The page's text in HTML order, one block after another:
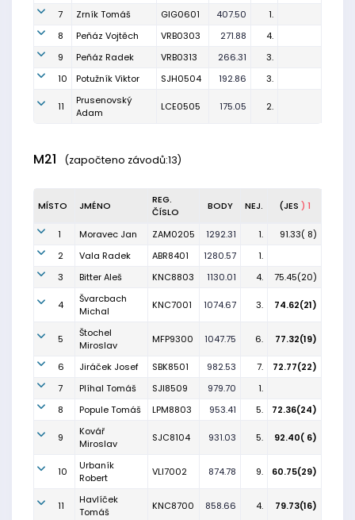
7
Zrník Tomáš GIG0601 407.50
1.
8
Peňáz Vojtěch VRB0303 271.88
4.
9
Peňáz Radek VRB0313 266.31
3.
10
Potužník Viktor SJH0504 192.86 3.
11
Prusenovský
Adam
LCE0505 175.05 2.
M21 (započteno závodů:13)
MÍSTO JMÉNO
REG.
ČÍSLO
BODY NEJ. (JES ) 1
1 Moravec Jan ZAM0205 1292.31 1.
91.33( 8)
2
Vala Radek ABR8401 1280.57
1.
3
Bitter Aleš KNC8803 1130.01 4. 75.45(20)
4
Švarcbach
Michal
KNC7001 1074.67 3. 74.62(21)
5
Štochel
Miroslav
MFP9300 1047.75 6. 77.32(19)
6 Jiráček Josef SBK8501 982.53 7.
72.77(22)
7
Plíhal Tomáš SJI8509 979.70
1.
8
Popule Tomáš LPM8803 953.41 5. 72.36(24)
9
Kovář
Miroslav
SJC8104 931.03 5. 92.40( 6)
10
Urbaník
Robert
VLI7002 874.78 9. 60.75(29)
11
Havlíček
Tomáš
KNC8700 858.66 4. 79.73(16)